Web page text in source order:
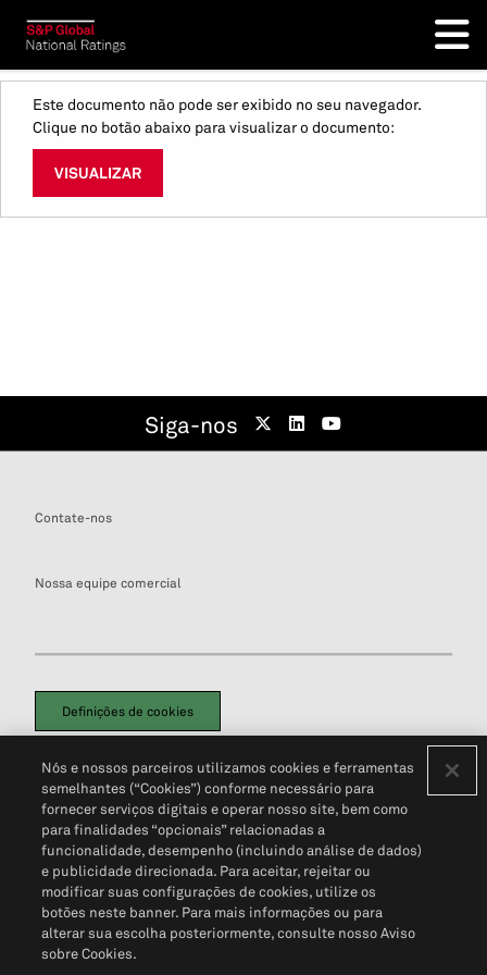
Este documento não pode ser exibido no seu navegador.
Clique no botão abaixo para visualizar o documento:
VISUALIZAR
Siga-nos
Contate-nos
Nossa equipe comercial
Definições de cookies
Política de PrivacidadePortal de privacidade do cliente (em inglês)
Não Venda Minhas Informações Pessoais© 2026 S&P Global
Nós e nossos parceiros utilizamos cookies e ferramentas
semelhantes (“Cookies”) conforme necessário para
fornecer serviços digitais e operar nosso site, bem como
para finalidades “opcionais” relacionadas a
funcionalidade, desempenho (incluindo análise de dados)
e publicidade direcionada. Para aceitar, rejeitar ou
modificar suas configurações de cookies, utilize os
botões neste banner. Para mais informações ou para
alterar sua escolha posteriormente, consulte nosso Aviso
sobre Cookies.